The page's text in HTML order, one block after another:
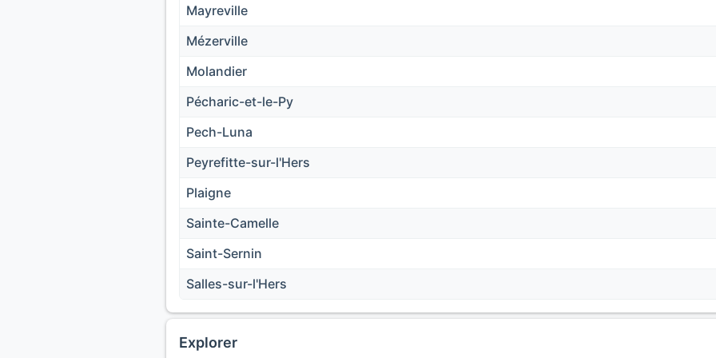
Mayreville
Mézerville
Molandier
Pécharic-et-le-Py
Pech-Luna
Peyrefitte-sur-l'Hers
Plaigne
Sainte-Camelle
Saint-Sernin
Salles-sur-l'Hers
Explorer